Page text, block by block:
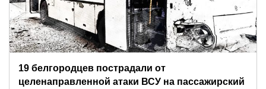
19 белгородцев пострадали от
целенаправленной атаки ВСУ на пассажирский